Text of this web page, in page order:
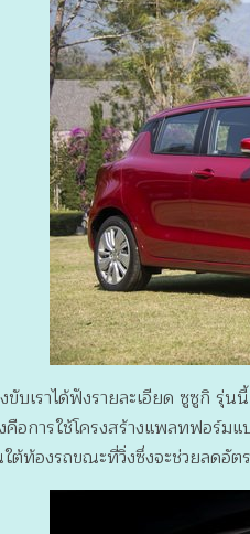
ขับเราได้ฟังรายละเอียด ซูซูกิ
อการใช้โครงสร้างแพลทฟอร์
ต้ท้องรถขณะที่วิ่งซึ่งจะช่วยลดอัต